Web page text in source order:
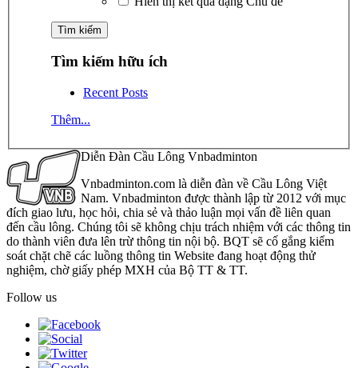
Tìm kiếm hữu ích
Recent Posts
Thêm...
Diễn Đàn Cầu Lông Vnbadminton
Vnbadminton.com là diễn đàn về Cầu Lông Việt
Nam. Vnbadminton được thành lập từ 2012 với mục
đích giao lưu, học hỏi, chia sẻ và thảo luận mọi vấn đề liên quan
đến cầu lông. Chúng tôi sẽ không chịu trách nhiệm với các thông tin
do thành viên đưa lên trừ thông tin nội bộ. BQT sẽ cố gắng kiểm
soát chặt chẽ các luồng thông tin Website đang hoạt động thử
nghiệm, chờ giấy phép MXH của Bộ TT & TT.
Follow us